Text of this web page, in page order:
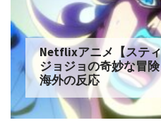
Netflixアニメ【ステ
ジョジョの奇妙な冒
海外の反応